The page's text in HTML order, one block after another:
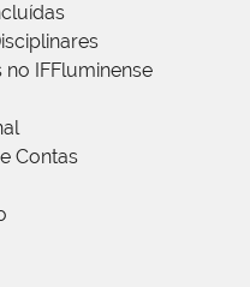
no IFFluminense
Contas